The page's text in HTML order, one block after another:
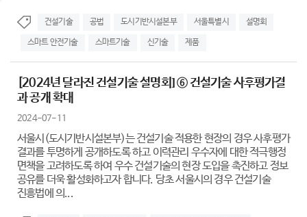
건설기술 공법 도시기반시설본부 서울특별시 설명회
스마트 안전기술 스마트기술 신기술 제품
[2024년 달라진 건설기술 설명회] ⑥ 건설기술 사후평가결
과 공개 확대
2024-07-11
서울시(도시기반시설본부)는 건설기술 적용한 현장의 경우 사후평가
결과를 투명하게 공개하도록 하고 이력관리 우수자에 대한 적극행정
면책을 고려하도록 하여 우수 건설기술의 현장 도입을 촉진하고 정보
공유를 더욱 활성화하고자 합니다. 당초 서울시의 경우 건설기술
진흥법에 의...